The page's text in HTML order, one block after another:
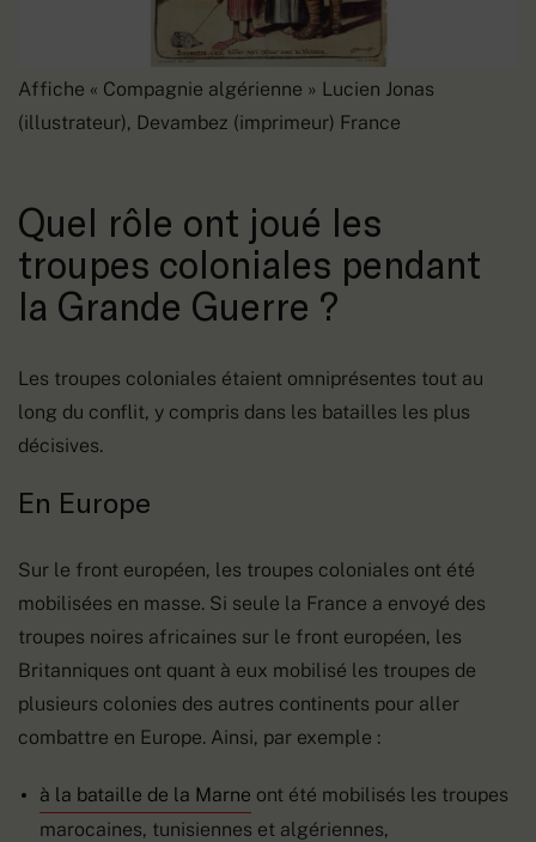
Affiche « Compagnie algérienne » Lucien Jonas
(illustrateur), Devambez (imprimeur) France
Quel rôle ont joué les
troupes coloniales pendant
la Grande Guerre ?
Les troupes coloniales étaient omniprésentes tout au
long du conflit, y compris dans les batailles les plus
décisives.
En Europe
Sur le front européen, les troupes coloniales ont été
mobilisées en masse. Si seule la France a envoyé des
troupes noires africaines sur le front européen, les
Britanniques ont quant à eux mobilisé les troupes de
plusieurs colonies des autres continents pour aller
combattre en Europe. Ainsi, par exemple :
à la bataille de la Marne ont été mobilisés les troupes
marocaines, tunisiennes et algériennes,